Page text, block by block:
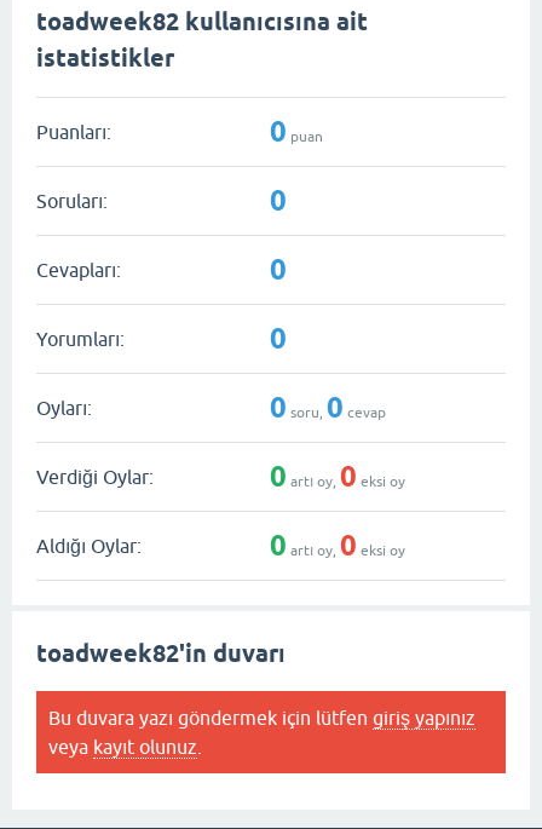
toadweek82 kullanıcısına ait
istatistikler
Puanları: 0 puan
Soruları: 0
Cevapları: 0
Yorumları: 0
Oyları: 0 soru, 0 cevap
Verdiği Oylar: 0 artı oy, 0 eksi oy
Aldığı Oylar: 0 artı oy, 0 eksi oy
toadweek82'in duvarı
Bu duvara yazı göndermek için lütfen giriş yapınız
veya kayıt olunuz